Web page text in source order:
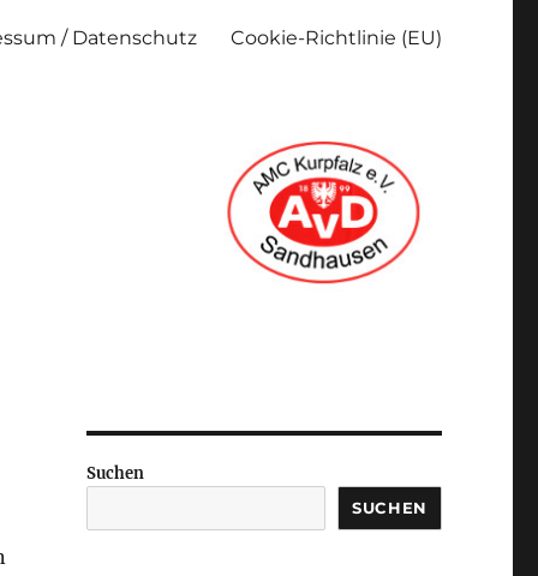
/ Datenschutz Cookie-Richtlinie (EU)
Suchen
SUCHEN